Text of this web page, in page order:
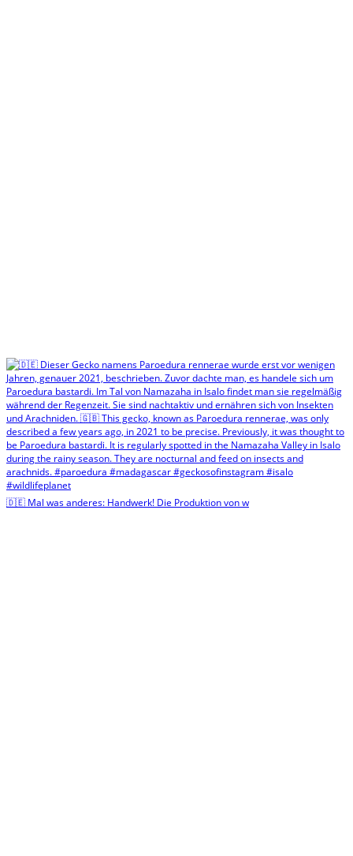
🇩🇪 Mal was anderes: Handwerk! Die Produktion von w